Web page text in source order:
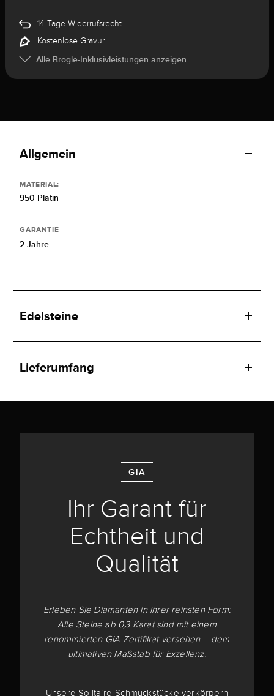
14 Tage Widerrufsrecht
Kostenlose Gravur
Alle Brogle-Inklusivleistungen anzeigen
Allgemein
MATERIAL:
950 Platin
GARANTIE
2 Jahre
Edelsteine
Lieferumfang
GIA
Ihr Garant für
Echtheit und
Qualität
Erleben Sie Diamanten in ihrer reinsten Form:
Alle Steine ab 0,3 Karat sind mit einem
renommierten GIA-Zertifikat versehen – dem
ultimativen Maßstab für Exzellenz.
Unsere Solitaire-Schmuckstücke verkörpern